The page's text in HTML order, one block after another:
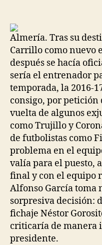
Almería. Tras su
Carrillo como nuevo
después se hacía
sería el entrenador
temporada, la 2016-
consigo, por
vuelta de algunos
como Trujillo y
de futbolistas como
problema en el
valía para el puesto,
final y con el equipo
Alfonso García toma
sorpresiva decisión:
fichaje Néstor
criticaría de manera
presidente.